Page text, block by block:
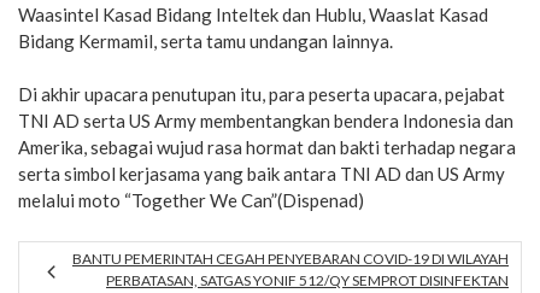
Waasintel Kasad Bidang Inteltek dan Hublu, Waaslat Kasad
Bidang Kermamil, serta tamu undangan lainnya.
Di akhir upacara penutupan itu, para peserta upacara, pejabat
TNI AD serta US Army membentangkan bendera Indonesia dan
Amerika, sebagai wujud rasa hormat dan bakti terhadap negara
serta simbol kerjasama yang baik antara TNI AD dan US Army
melalui moto “Together We Can”(Dispenad)
BANTU PEMERINTAH CEGAH PENYEBARAN COVID-19 DI WILAYAH
PERBATASAN, SATGAS YONIF 512/QY SEMPROT DISINFEKTAN